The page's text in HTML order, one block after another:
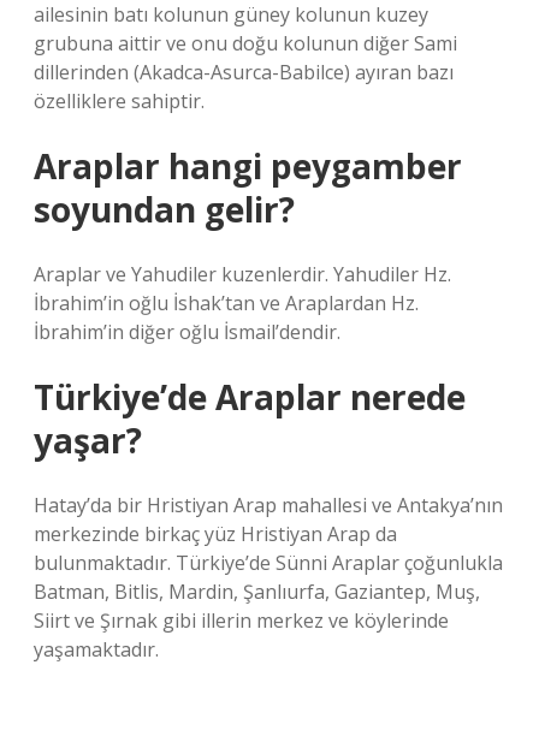
ailesinin batı kolunun güney kolunun kuzey
grubuna aittir ve onu doğu kolunun diğer Sami
dillerinden (Akadca-Asurca-Babilce) ayıran bazı
özelliklere sahiptir.
Araplar hangi peygamber
soyundan gelir?
Araplar ve Yahudiler kuzenlerdir. Yahudiler Hz.
İbrahim’in oğlu İshak’tan ve Araplardan Hz.
İbrahim’in diğer oğlu İsmail’dendir.
Türkiye’de Araplar nerede
yaşar?
Hatay’da bir Hristiyan Arap mahallesi ve Antakya’nın
merkezinde birkaç yüz Hristiyan Arap da
bulunmaktadır. Türkiye’de Sünni Araplar çoğunlukla
Batman, Bitlis, Mardin, Şanlıurfa, Gaziantep, Muş,
Siirt ve Şırnak gibi illerin merkez ve köylerinde
yaşamaktadır.